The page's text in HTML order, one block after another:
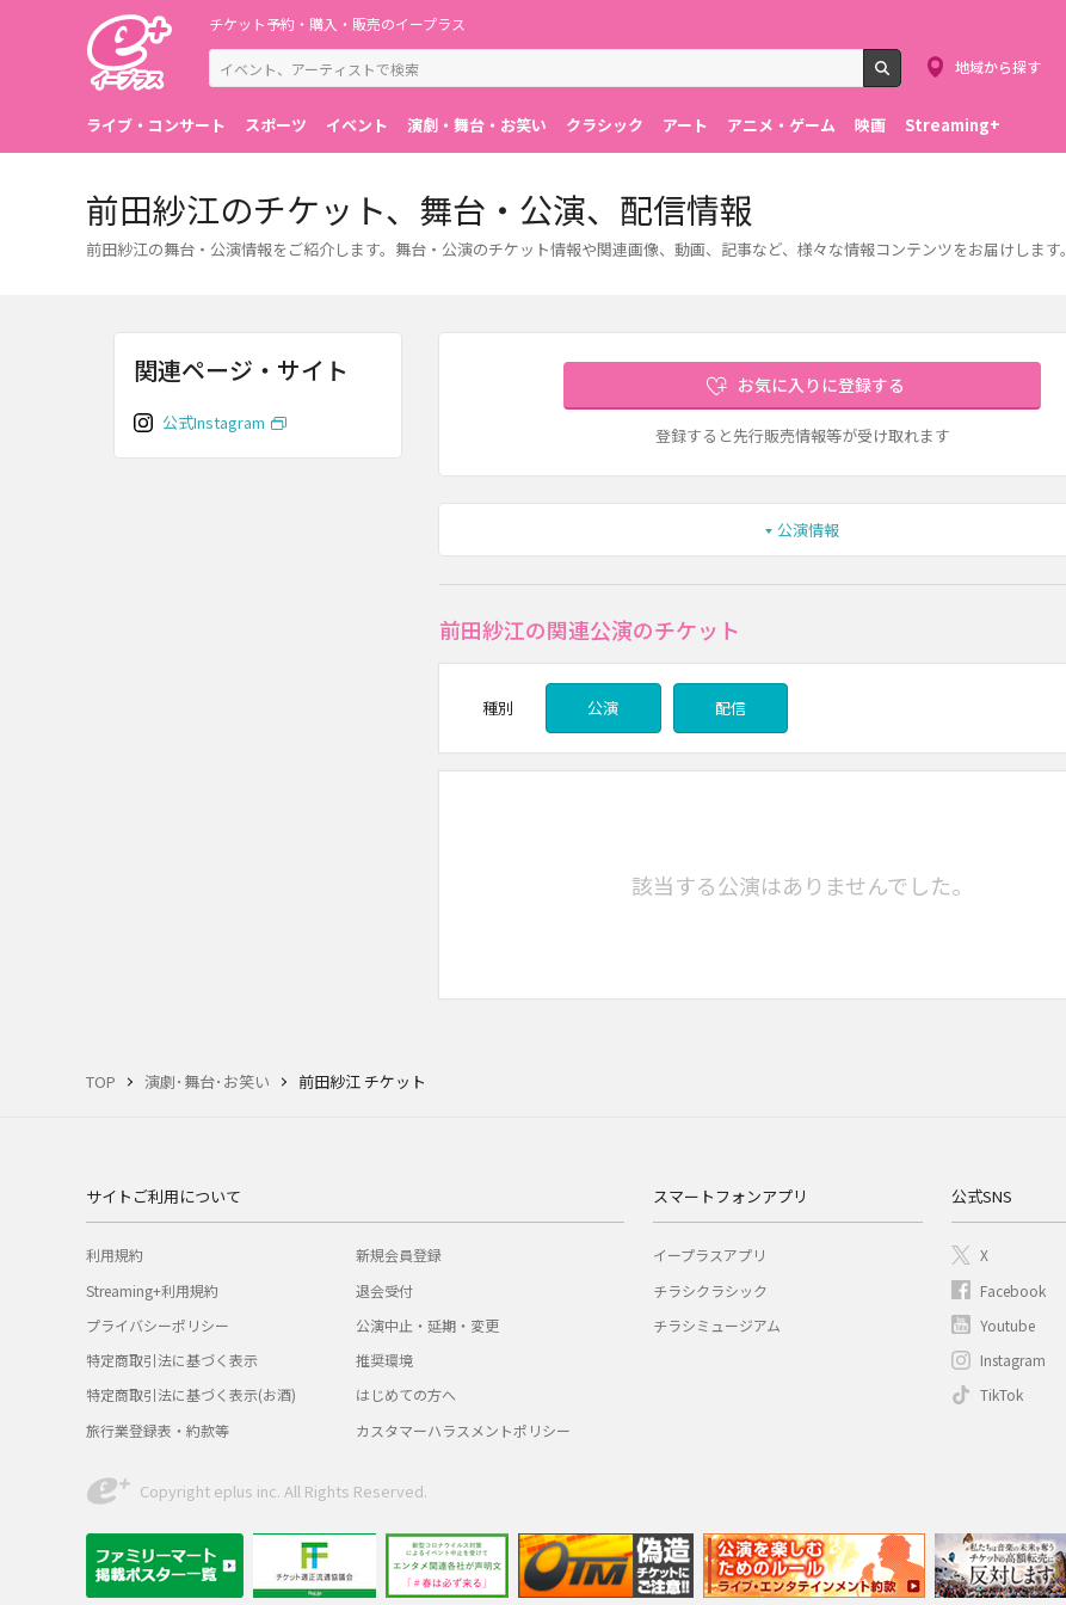
チケット予約・購入・販売のイープラス
検索
地域から探す
ライブ・コンサート スポーツ イベント 演劇・舞台・お笑い クラシック アート アニメ・ゲーム 映画 Streaming+
TOP 演劇･舞台･お笑い 前田紗江 チケット
前田紗江のチケット、舞台・公演、配信情報
前田紗江の舞台・公演情報をご紹介します。舞台・公演のチケット情報や関連画像、動画、記事など、様々な情報コンテンツをお届けします。
お気に入りに登録する
登録すると先行販売情報等が受け取れます
公演情報
前田紗江の関連公演のチケット
種別 公演 配信
該当する公演はありませんでした。
関連ページ・サイト
公式Instagram
サイトご利用について
利用規約
Streaming+利用規約
プライバシーポリシー
特定商取引法に基づく表示
特定商取引法に基づく表示(お酒)
旅行業登録表・約款等
新規会員登録
退会受付
公演中止・延期・変更
推奨環境
はじめての方へ
カスタマーハラスメントポリシー
スマートフォンアプリ
イープラスアプリ
チラシクラシック
チラシミュージアム
公式SNS
X
Facebook
Youtube
Instagram
TikTok
Copyright eplus inc. All Rights Reserved.